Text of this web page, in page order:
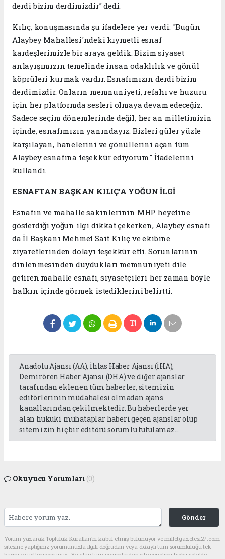
derdi bizim derdimizdir” dedi.
Kılıç, konuşmasında şu ifadelere yer verdi: "Bugün
Alaybey Mahallesi'ndeki kıymetli esnaf
kardeşlerimizle bir araya geldik. Bizim siyaset
anlayışımızın temelinde insan odaklılık ve gönül
köprüleri kurmak vardır. Esnafımızın derdi bizim
derdimizdir. Onların memnuniyeti, refahı ve huzuru
için her platformda sesleri olmaya devam edeceğiz.
Sadece seçim dönemlerinde değil, her an milletimizin
içinde, esnafımızın yanındayız. Bizleri güler yüzle
karşılayan, hanelerini ve gönüllerini açan tüm
Alaybey esnafına teşekkür ediyorum." İfadelerini
kullandı.
ESNAFTAN BAŞKAN KILIÇ’A YOĞUN İLGİ
Esnafın ve mahalle sakinlerinin MHP heyetine
gösterdiği yoğun ilgi dikkat çekerken, Alaybey esnafı
da İl Başkanı Mehmet Sait Kılıç ve ekibine
ziyaretlerinden dolayı teşekkür etti. Sorunlarının
dinlenmesinden duydukları memnuniyeti dile
getiren mahalle esnafı, siyasetçileri her zaman böyle
halkın içinde görmek istediklerini belirtti.
Anadolu Ajansı (AA), İhlas Haber Ajansı (İHA),
Demirören Haber Ajansı (DHA) ve diğer ajanslar
tarafından eklenen tüm haberler, sitemizin
editörlerinin müdahalesi olmadan ajans
kanallarından çekilmektedir. Bu haberlerde yer
alan hukuki muhataplar haberi geçen ajanslar olup
sitemizin hiç bir editörü sorumlu tutulamaz...
Okuyucu Yorumları (0)
Gönder
Yorum yazarak Topluluk Kuralları’nı kabul etmiş bulunuyor ve milletgazetesi27.com
sitesine yaptığınız yorumunuzla ilgili doğrudan veya dolaylı tüm sorumluluğu tek
başınıza üstleniyorsunuz. Yazılan tüm yorumlardan site yönetimi hiçbir şekilde